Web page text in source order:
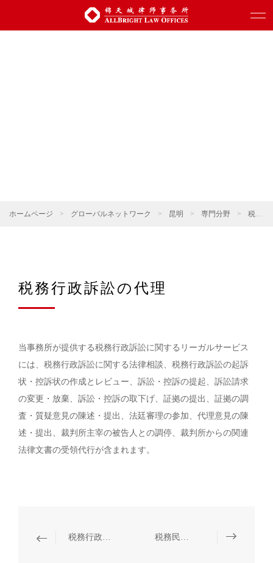
ホームページ > グローバルネットワーク > 昆明 > 専門分野 > 税法
税務行政訴訟の代理
当事務所が提供する税務行政訴訟に関するリーガルサービス
には、税務行政訴訟に関する法律相談、税務行政訴訟の起訴
状・控訴状の作成とレビュー、訴訟・控訴の提起、訴訟請求
の変更・放棄、訴訟・控訴の取下げ、証拠の提出、証拠の調
査・質疑意見の陳述・提出、法廷審理の参加、代理意見の陳
述・提出、裁判所主宰の被告人との調停、裁判所からの関連
法律文書の受領代行が含まれます。
税務行政不服審査の代理 税務民事訴訟の代理